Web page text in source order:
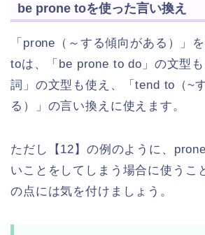
be prone toを使った言い換え
「prone（～する傾向がある）」
toは、「be prone to do」の文型
詞」の文型も使え、「tend to（~
る）」の言い換えに使えます。
ただし【12】の例のように、
いことをしてしまう場合に使うこ
の点には気を付けましょう。